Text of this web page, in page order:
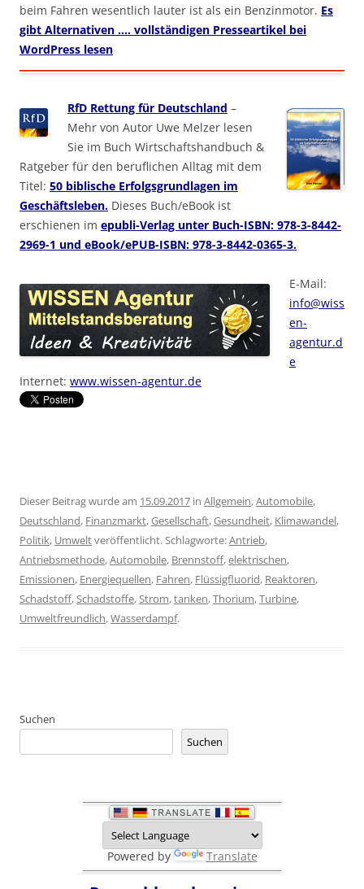
beim Fahren wesentlich lauter ist als ein Benzinmotor. Es
gibt Alternativen …. vollständigen Presseartikel bei
WordPress lesen
RfD Rettung für Deutschland –
Mehr von Autor Uwe Melzer lesen
Sie im Buch Wirtschaftshandbuch &
Ratgeber für den beruflichen Alltag mit dem
Titel: 50 biblische Erfolgsgrundlagen im
Geschäftsleben. Dieses Buch/eBook ist
erschienen im epubli-Verlag unter Buch-ISBN: 978-3-8442-
2969-1 und eBook/ePUB-ISBN: 978-3-8442-0365-3.
E-Mail:
info@wiss
en-
agentur.d
e
Internet: www.wissen-agentur.de
Dieser Beitrag wurde am 15.09.2017 in Allgemein,Automobile,
Deutschland, Finanzmarkt,Gesellschaft,Gesundheit, Klimawandel,
Politik, Umweltveröffentlicht. Schlagworte:Antrieb,
Antriebsmethode,Automobile, Brennstoff,elektrischen,
Emissionen, Energiequellen, Fahren, Flüssigfluorid, Reaktoren,
Schadstoff,Schadstoffe,Strom,tanken,Thorium,Turbine,
Umweltfreundlich,Wasserdampf.
Suchen
Suchen
Powered by Translate